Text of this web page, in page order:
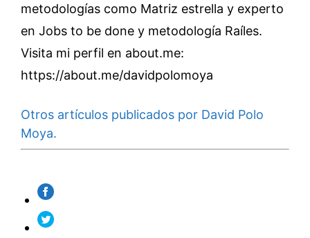
metodologías como Matriz estrella y experto
en Jobs to be done y metodología Raíles.
Visita mi perfil en about.me:
https://about.me/davidpolomoya
Otros artículos publicados por David Polo
Moya.